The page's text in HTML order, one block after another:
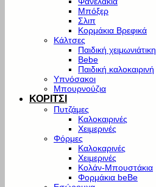
Μπόξερ
Σλιπ
Κορμάκια Βρεφικά
Κάλτσες
Παιδική χειμωνιάτικη
Bebe
Παιδική καλοκαιρινή
Υπνόσακοι
Μπουρνούζια
ΚΟΡΙΤΣΙ
Πυτζάμες
Καλοκαιρινές
Χειμερινές
Φόρμες
Καλοκαρινές
Χειμερινές
Κολάν-Μπουστάκια
Φορμάκια beBe